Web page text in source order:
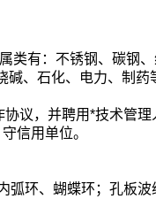
有：不锈钢、碳钢、
、石化、电力、制药
议，并聘用*技术管理
信用单位。
环、蝴蝶环；孔板波